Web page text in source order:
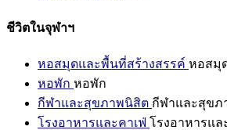
ชีวิตในจุฬาฯ
หอสมุดและพื้นที่สร้างสรรค์ หอสมุ
หอพัก หอพัก
กีฬาและสุขภาพนิสิต กีฬาและสุขภ
โรงอาหารและคาเฟ่ โรงอาหารแล